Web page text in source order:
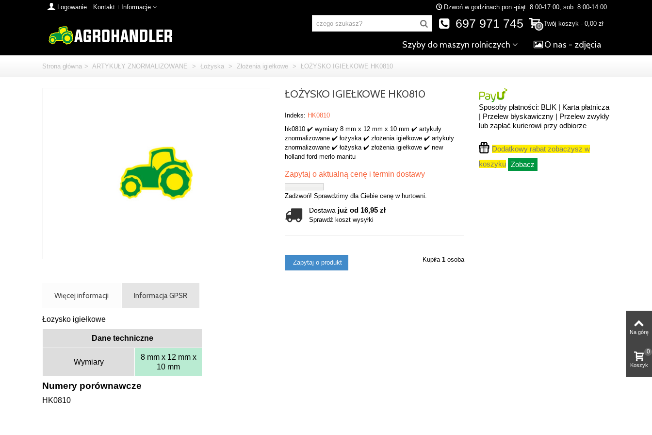
Logowanie Kontakt Informacje Dzwoń w godzinach pon.-piąt. 8:00-17:00, sob. 8:00-14:00
0 Twój koszyk - 0,00 zł
697 971 745
Szyby do maszyn rolniczych O nas - zdjęcia
Strona główna > ARTYKUŁY ZNORMALIZOWANE > Łożyska > Złożenia igiełkowe > ŁOŻYSKO IGIEŁKOWE HK0810
ŁOŻYSKO IGIEŁKOWE HK0810
Indeks: HK0810
hk0810 ✔️ wymiary 8 mm x 12 mm x 10 mm ✔️ artykuły
znormalizowane ✔️ łożyska ✔️ złożenia igiełkowe ✔️ artykuły
znormalizowane ✔️ łożyska ✔️ złożenia igiełkowe ✔️ new
holland ford merlo manitu
Zapytaj o aktualną cenę i termin dostawy
Zadzwoń! Sprawdzimy dla Ciebie cenę w hurtowni.
Dostawa już od 16,95 zł
Sprawdź koszt wysyłki
Kupiła 1osoba
Zapytaj o produkt
Sposoby płatności: BLIK | Karta płatnicza
| Przelew błyskawiczny | Przelew zwykły
lub zapłać kurierowi przy odbiorze
Dodatkowy rabat zobaczysz w
koszyku Zobacz
Więcej informacji Informacja GPSR
Łozysko igiełkowe
Dane techniczne
Wymiary
8 mm x 12 mm x
10 mm
Numery porównawcze
HK0810
Na górę
Koszyk
0